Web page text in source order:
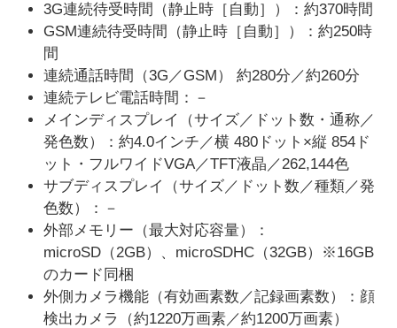
3G連続待受時間（静止時［自動］）：約370時間
GSM連続待受時間（静止時［自動］）：約250時
間
連続通話時間（3G／GSM）
約280分／約260分
連続テレビ電話時間：－
メインディスプレイ（サイズ／ドット数・通称／
発色数）：約4.0インチ／横 480ドット×縦 854ド
ット・フルワイドVGA／TFT液晶／262,144色
サブディスプレイ（サイズ／ドット数／種類／発
色数）：－
外部メモリー（最大対応容量）：
microSD（2GB）、microSDHC（32GB）※16GB
のカード同梱
外側カメラ機能（有効画素数／記録画素数）：顔
検出カメラ（約1220万画素／約1200万画素）